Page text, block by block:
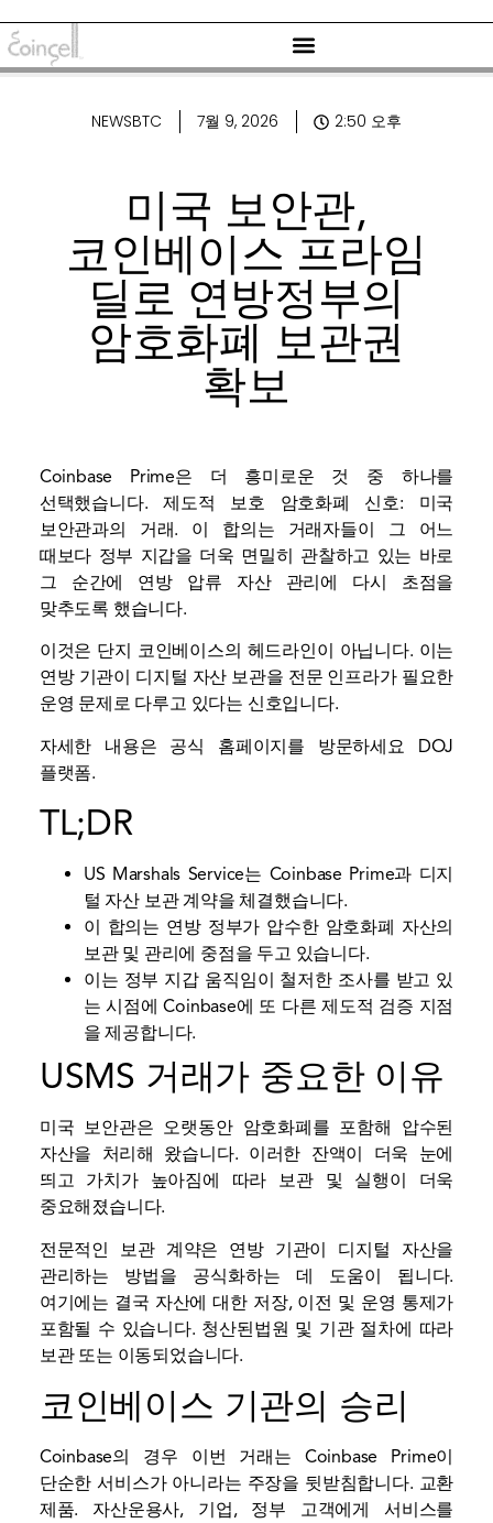
NEWSBTC 7월 9, 2026 2:50 오후
미국 보안관,
코인베이스 프라임
딜로 연방정부의
암호화폐 보관권
확보
Coinbase Prime은 더 흥미로운 것 중 하나를
선택했습니다.제도적 보호 암호화폐 신호: 미국
보안관과의 거래. 이 합의는 거래자들이 그 어느
때보다 정부 지갑을 더욱 면밀히 관찰하고 있는 바로
그 순간에 연방 압류 자산 관리에 다시 초점을
맞추도록 했습니다.
이것은 단지 코인베이스의 헤드라인이 아닙니다. 이는
연방 기관이 디지털 자산 보관을 전문 인프라가 필요한
운영 문제로 다루고 있다는 신호입니다.
자세한 내용은 공식 홈페이지를 방문하세요 DOJ
플랫폼.
TL;DR
US Marshals Service는 Coinbase Prime과 디지
털 자산 보관 계약을 체결했습니다.
이 합의는 연방 정부가 압수한 암호화폐 자산의
보관 및 관리에 중점을 두고 있습니다.
이는 정부 지갑 움직임이 철저한 조사를 받고 있
는 시점에 Coinbase에 또 다른 제도적 검증 지점
을 제공합니다.
USMS 거래가 중요한 이유
미국 보안관은 오랫동안 암호화폐를 포함해 압수된
자산을 처리해 왔습니다. 이러한 잔액이 더욱 눈에
띄고 가치가 높아짐에 따라 보관 및 실행이 더욱
중요해졌습니다.
전문적인 보관 계약은 연방 기관이 디지털 자산을
관리하는 방법을 공식화하는 데 도움이 됩니다.
여기에는 결국 자산에 대한 저장, 이전 및 운영 통제가
포함될 수 있습니다. 청산된법원 및 기관 절차에 따라
보관 또는 이동되었습니다.
코인베이스 기관의 승리
Coinbase의 경우 이번 거래는 Coinbase Prime이
단순한 서비스가 아니라는 주장을 뒷받침합니다. 교환
제품. 자산운용사, 기업, 정부 고객에게 서비스를